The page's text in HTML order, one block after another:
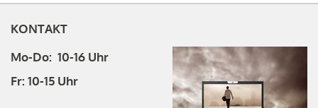
KONTAKT
Mo-Do: 10-16 Uhr
Fr: 10-15 Uhr